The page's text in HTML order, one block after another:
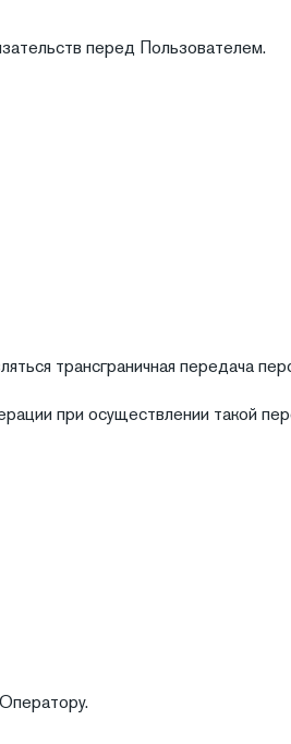
перед Пользователем.
трансграничная передача
при осуществлении такой